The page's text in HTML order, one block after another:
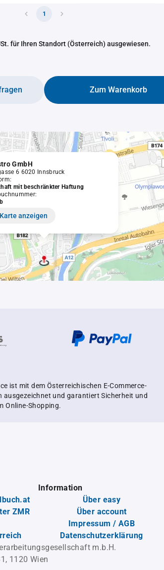
1
für Ihren Standort (Österreich) ausgewiesen.
Zum Warenkorb
GmbH
6 6020 Innsbruck
mit beschränkter Haftung
Karte anzeigen
ist mit dem Österreichischen E-Commerce-
ausgezeichnet und garantiert Sicherheit und
Online-Shopping.
ZMR
Information
Über easy
Über account
Impressum / AGB
Datenschutzerklärung
m.b.H.
1120 Wien